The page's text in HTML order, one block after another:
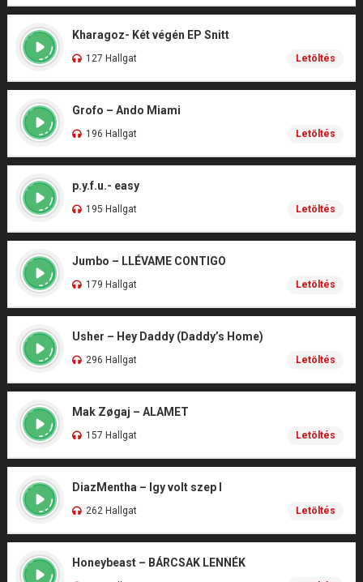
Kharagoz- Két végén EP Snitt
127 Hallgat Letöltés
Grofo – Ando Miami
196 Hallgat Letöltés
p.y.f.u.- easy
195 Hallgat Letöltés
Jumbo – LLÉVAME CONTIGO
179 Hallgat Letöltés
Usher – Hey Daddy (Daddy’s Home)
296 Hallgat Letöltés
Mak Zøgaj – ALAMET
157 Hallgat Letöltés
DiazMentha – Igy volt szep I
262 Hallgat Letöltés
Honeybeast – BÁRCSAK LENNÉK